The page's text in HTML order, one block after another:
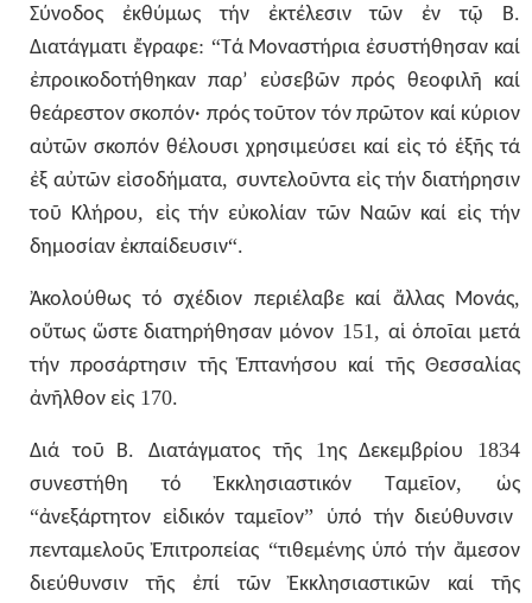
Σύνοδος ἐκθύμως τήν ἐκτέλεσιν τῶν ἐν τῷ Β.
Διατάγματι ἔγραφε: “Τά Μοναστήρια ἐσυστήθησαν καί
ἐπροικοδοτήθηκαν παρ’ εὐσεβῶν πρός θεοφιλῆ
καί
θεάρεστον σκοπόν· πρός τοῦτον τόν πρῶτον καί κύριον
αὐτῶν σκοπόν θέλουσι χρησιμεύσει καί εἰς τό ἑξῆς τά
ἐξ αὐτῶν εἰσοδήματα, συντελοῦντα εἰς τήν διατήρησιν
τοῦ Κλήρου, εἰς τήν εὐκολίαν τῶν Ναῶν καί εἰς τήν
δημοσίαν ἐκπαίδευσιν“.
Ἀκολούθως τό σχέδιον περιέλαβε καί ἄλλας Μονάς,
οὕτως ὥστε διατηρήθησαν μόνον 151, αἱ ὁποῖαι μετά
τήν προσάρτησιν τῆς Ἑπτανήσου καί τῆς Θεσσαλίας
ἀνῆλθον εἰς 170.
Διά τοῦ Β.Διατάγματος τῆς1ης Δεκεμβρίου 1834
συνεστήθη τό Ἐκκλησιαστικόν Ταμεῖον, ὡς
“ἀνεξάρτητον εἰδικόν ταμεῖον” ὑπό τήν διεύθυνσιν
πενταμελοῦς Ἐπιτροπείας“τιθεμένης ὑπό τήν ἄμεσον
διεύθυνσιν
τῆς ἐπί τῶν Ἐκκλησιαστικῶν καί
τῆς